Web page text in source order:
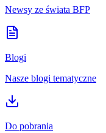
Newsy ze świata BFP
Blogi
Nasze blogi tematyczne
Do pobrania